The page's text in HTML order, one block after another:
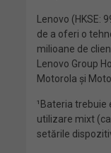
Lenovo
de a oferi o
milioane de
Lenovo Group
Motorola și
¹Bateria trebuie
utilizare mixt
setările